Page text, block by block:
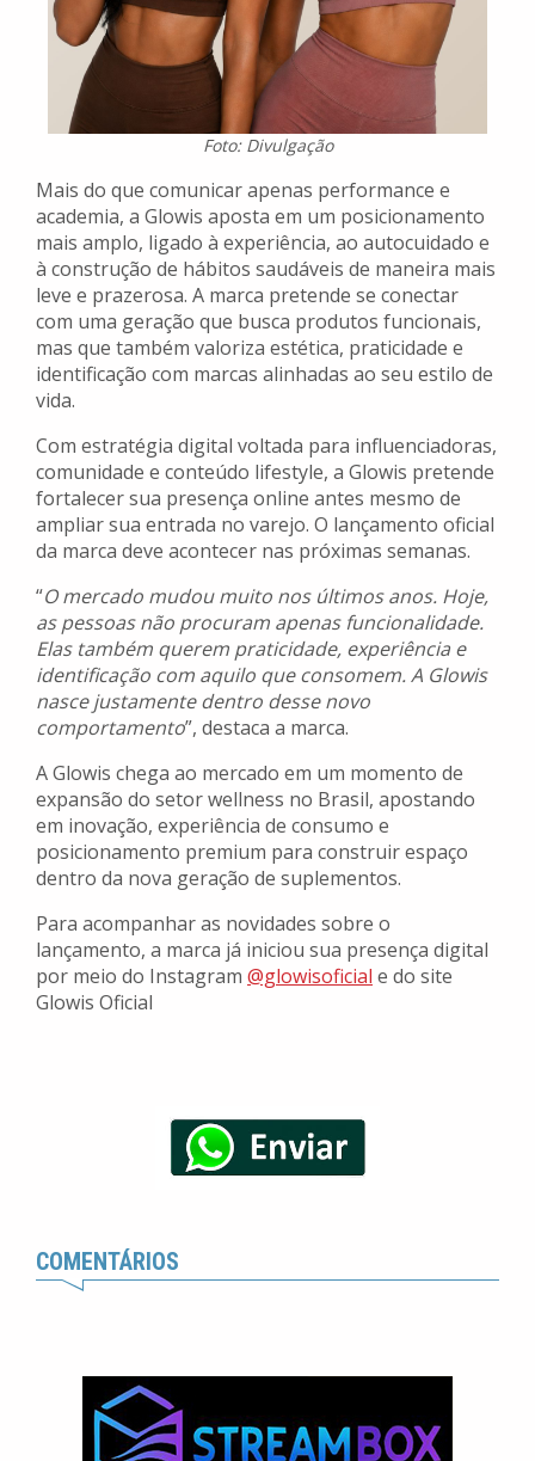
Foto: Divulgação
Mais do que comunicar apenas performance e
academia, a Glowis aposta em um posicionamento
mais amplo, ligado à experiência, ao autocuidado e
à construção de hábitos saudáveis de maneira mais
leve e prazerosa. A marca pretende se conectar
com uma geração que busca produtos funcionais,
mas que também valoriza estética, praticidade e
identificação com marcas alinhadas ao seu estilo de
vida.
Com estratégia digital voltada para influenciadoras,
comunidade e conteúdo lifestyle, a Glowis pretende
fortalecer sua presença online antes mesmo de
ampliar sua entrada no varejo. O lançamento oficial
da marca deve acontecer nas próximas semanas.
“O mercado mudou muito nos últimos anos. Hoje,
as pessoas não procuram apenas funcionalidade.
Elas também querem praticidade, experiência e
identificação com aquilo que consomem. A Glowis
nasce justamente dentro desse novo
comportamento”, destaca a marca.
A Glowis chega ao mercado em um momento de
expansão do setor wellness no Brasil, apostando
em inovação, experiência de consumo e
posicionamento premium para construir espaço
dentro da nova geração de suplementos.
Para acompanhar as novidades sobre o
lançamento, a marca já iniciou sua presença digital
por meio do Instagram @glowisoficial e do site
Glowis Oficial
COMENTÁRIOS